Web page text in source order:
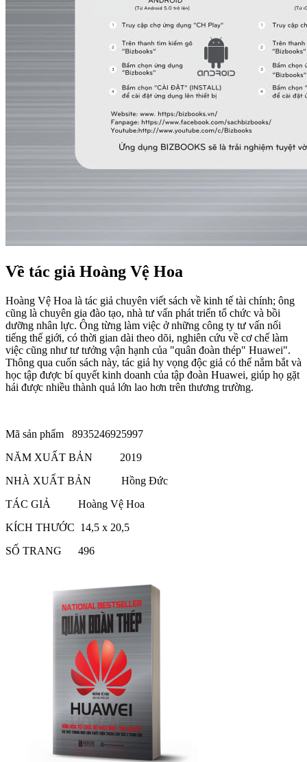
Về tác giả Hoàng Vệ Hoa
Hoàng Vệ Hoa là tác giả chuyên viết sách về kinh tế tài chính; ông
cũng là chuyên gia đào tạo, nhà tư vấn phát triển tổ chức và bồi
dưỡng nhân lực. Ông từng làm việc ở những công ty tư vấn nổi
tiếng thế giới, có thời gian dài theo dõi, nghiên cứu về cơ chế làm
việc cũng như tư tưởng vận hạnh của "quân đoàn thép" Huawei".
Thông qua cuốn sách này, tác giả hy vọng độc giả có thể nắm bắt và
học tập được bí quyết kinh doanh của tập đoàn Huawei, giúp họ gặt
hái được nhiều thành quả lớn lao hơn trên thương trường.
Mã sản phẩm 8935246925997
NĂM XUẤT BẢN 2019
NHÀ XUẤT BẢN Hồng Đức
TÁC GIẢ Hoàng Vệ Hoa
KÍCH THƯỚC 14,5 x 20,5
SỐ TRANG 496